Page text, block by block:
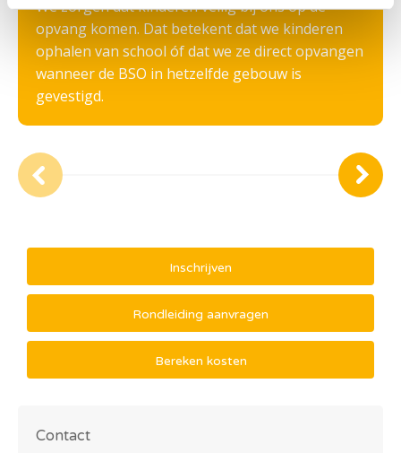
We zorgen dat kinderen veilig bij ons op de
opvang komen. Dat betekent dat we kinderen
ophalen van school óf dat we ze direct opvangen
wanneer de BSO in hetzelfde gebouw is
gevestigd.
Inschrijven
Rondleiding aanvragen
Bereken kosten
Contact